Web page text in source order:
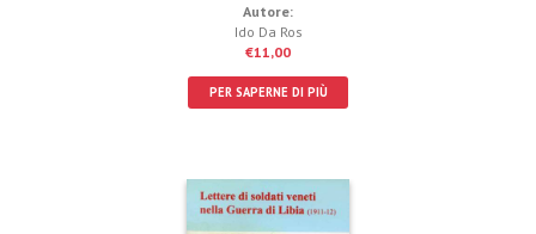
Autore:
Ido Da Ros
€11,00
PER SAPERNE DI PIÙ